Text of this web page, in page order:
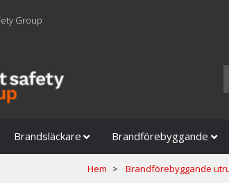
Group
Brandsläckare Brandförebyggande
Hem Brandförebyggande